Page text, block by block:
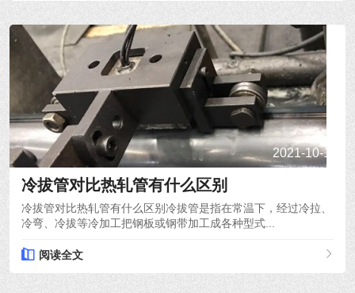
2021-10-15
冷拔管对比热轧管有什么区别
冷拔管对比热轧管有什么区别冷拔管是指在常温下，经过冷拉、
冷弯、冷拔等冷加工把钢板或钢带加工成各种型式...
阅读全文